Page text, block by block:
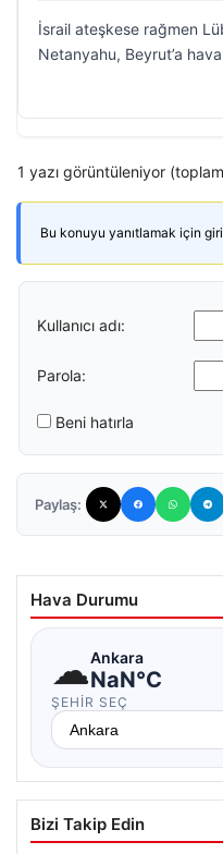
İsrail ateşkese rağmen
Netanyahu, Beyrut’a hava
1 yazı görüntüleniyor
Bu konuyu yanıtlamak için
Kullanıcı adı:
Parola:
Beni hatırla
Paylaş:
Hava Durumu
☁Ankara
NaN°C
ŞEHIR SEÇ
Bizi Takip Edin